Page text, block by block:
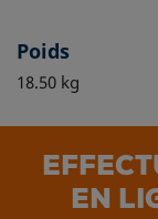
Poids
18.50 kg
EN